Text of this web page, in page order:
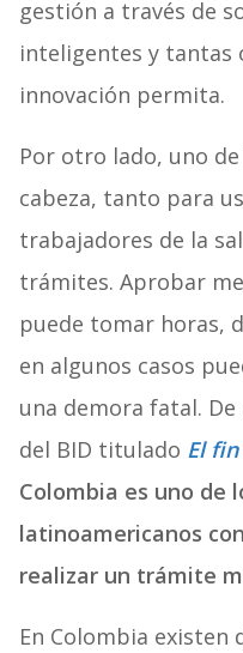
gestión a través de
inteligentes y tantas
innovación permita.
Por otro lado, uno
cabeza, tanto para
trabajadores de la
trámites. Aprobar
puede tomar horas,
en algunos casos
una demora fatal.
del BID titulado El
Colombia es uno de
latinoamericanos
realizar un trámite
En Colombia existen